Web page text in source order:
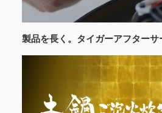
製品を長く。タイガーアフターサ